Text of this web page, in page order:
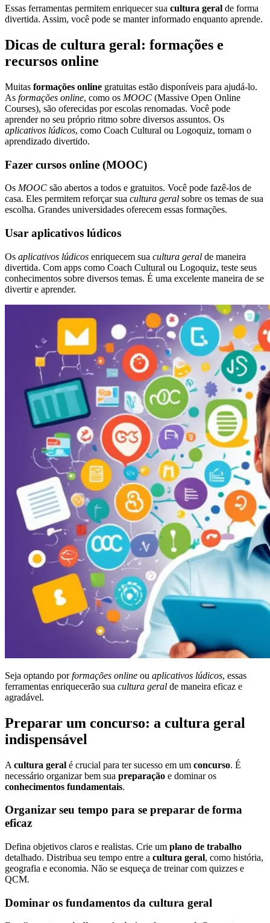
Essas ferramentas permitem enriquecer sua cultura geral de forma
divertida. Assim, você pode se manter informado enquanto aprende.
Dicas de cultura geral: formações e
recursos online
Muitas formações online gratuitas estão disponíveis para ajudá-lo.
As formações online, como os MOOC (Massive Open Online
Courses), são oferecidas por escolas renomadas. Você pode
aprender no seu próprio ritmo sobre diversos assuntos. Os
aplicativos lúdicos, como Coach Cultural ou Logoquiz, tornam o
aprendizado divertido.
Fazer cursos online (MOOC)
Os MOOC são abertos a todos e gratuitos. Você pode fazê-los de
casa. Eles permitem reforçar sua cultura geral sobre os temas de sua
escolha. Grandes universidades oferecem essas formações.
Usar aplicativos lúdicos
Os aplicativos lúdicos enriquecem sua cultura geral de maneira
divertida. Com apps como Coach Cultural ou Logoquiz, teste seus
conhecimentos sobre diversos temas. É uma excelente maneira de se
divertir e aprender.
Seja optando porformações online ou aplicativos lúdicos, essas
ferramentas enriquecerão sua cultura geral de maneira eficaz e
agradável.
Preparar um concurso: a cultura geral
indispensável
A cultura geral é crucial para ter sucesso em um concurso. É
necessário organizar bem sua preparação e dominar os
conhecimentos fundamentais.
Organizar seu tempo para se preparar de forma
eficaz
Defina objetivos claros e realistas. Crie um plano de trabalho
detalhado. Distribua seu tempo entre a cultura geral, como história,
geografia e economia. Não se esqueça de treinar com quizzes e
QCM.
Dominar os fundamentos da cultura geral